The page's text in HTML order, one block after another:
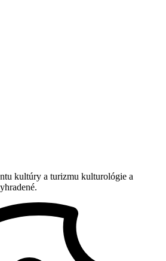
kultúry a turizmu kulturológie a